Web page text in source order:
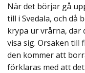
När det börjar gå
till i Svedala, och då
krypa ur vrårna, där
visa sig. Orsaken till
den kommer att
förklaras med att